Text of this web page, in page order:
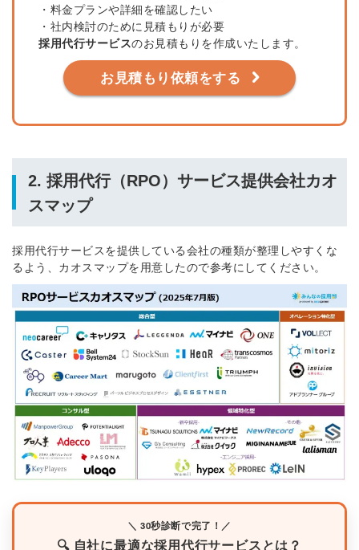
・料金プランや詳細を確認したい
・社内検討のために見積もりが必要
採用代行サービスのお見積もりを作成いたします。
お見積もり依頼をする
2. 採用代行（RPO）サービス提供会社カオ
スマップ
採用代行サービスを提供している会社の種類が整理しやすくな
るよう、カオスマップを用意したので参考にしてください。
＼ 30秒診断で完了！／
🔍 自社に最適な採用代行サービスとは？